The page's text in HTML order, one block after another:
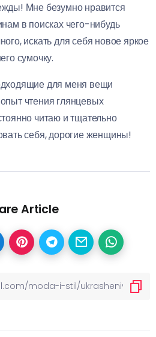
Мне безумно нравится
в поисках чего-нибудь
искать для себя новое яркое
сумочку.
для меня вещи
чтения глянцевых
читаю и тщательно
себя, дорогие женщины!
Article